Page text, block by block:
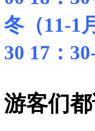
冬（11-1
30 17：
游客们